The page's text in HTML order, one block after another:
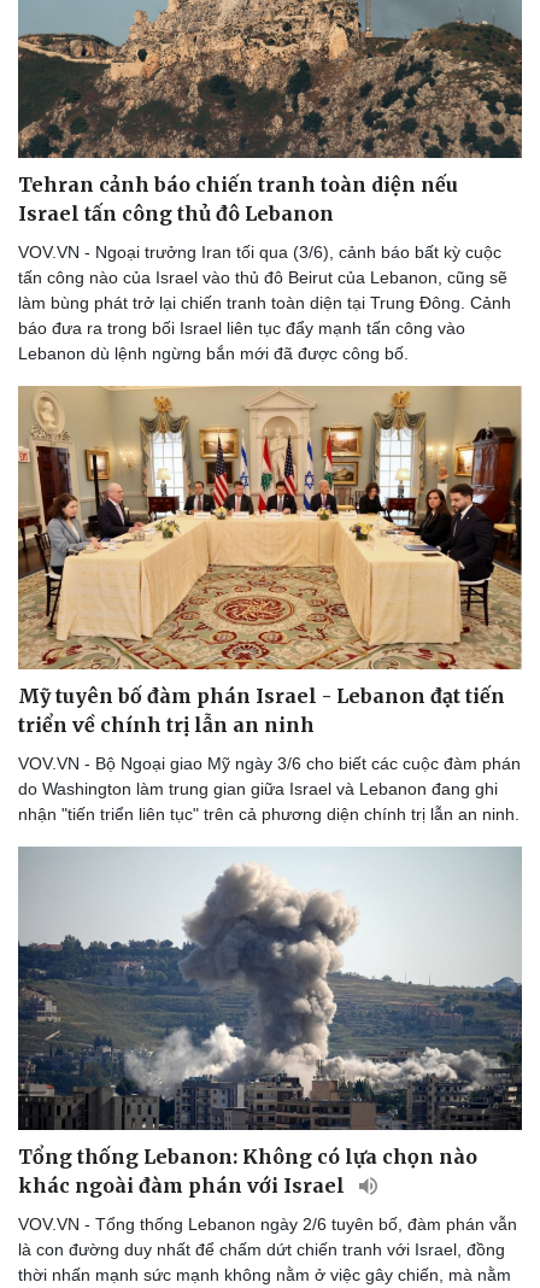
Tehran cảnh báo chiến tranh toàn diện nếu
Israel tấn công thủ đô Lebanon
VOV.VN - Ngoại trưởng Iran tối qua (3/6), cảnh báo bất kỳ cuộc
tấn công nào của Israel vào thủ đô Beirut của Lebanon, cũng sẽ
làm bùng phát trở lại chiến tranh toàn diện tại Trung Đông. Cảnh
báo đưa ra trong bối Israel liên tục đẩy mạnh tấn công vào
Lebanon dù lệnh ngừng bắn mới đã được công bố.
Mỹ tuyên bố đàm phán Israel - Lebanon đạt tiến
triển về chính trị lẫn an ninh
VOV.VN - Bộ Ngoại giao Mỹ ngày 3/6 cho biết các cuộc đàm phán
do Washington làm trung gian giữa Israel và Lebanon đang ghi
nhận "tiến triển liên tục" trên cả phương diện chính trị lẫn an ninh.
Tổng thống Lebanon: Không có lựa chọn nào
khác ngoài đàm phán với Israel
VOV.VN - Tổng thống Lebanon ngày 2/6 tuyên bố, đàm phán vẫn
là con đường duy nhất để chấm dứt chiến tranh với Israel, đồng
thời nhấn mạnh sức mạnh không nằm ở việc gây chiến, mà nằm